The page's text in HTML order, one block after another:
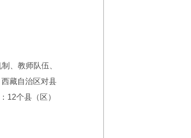
、教师队伍、
藏自治区对县
12个县（区）